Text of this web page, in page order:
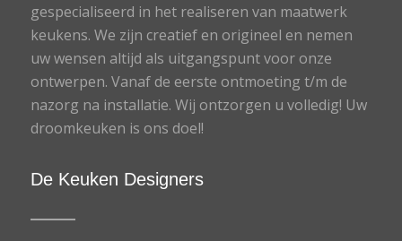
gespecialiseerd in het realiseren van maatwerk
keukens. We zijn creatief en origineel en nemen
uw wensen altijd als uitgangspunt voor onze
ontwerpen. Vanaf de eerste ontmoeting t/m de
nazorg na installatie. Wij ontzorgen u volledig! Uw
droomkeuken is ons doel!
De Keuken Designers